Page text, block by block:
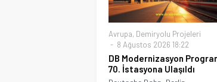
Avrupa, Demiryolu Projeleri
8 Ağustos 2026 18:22
DB Modernizasyon
70. İstasyona Ulaşıldı